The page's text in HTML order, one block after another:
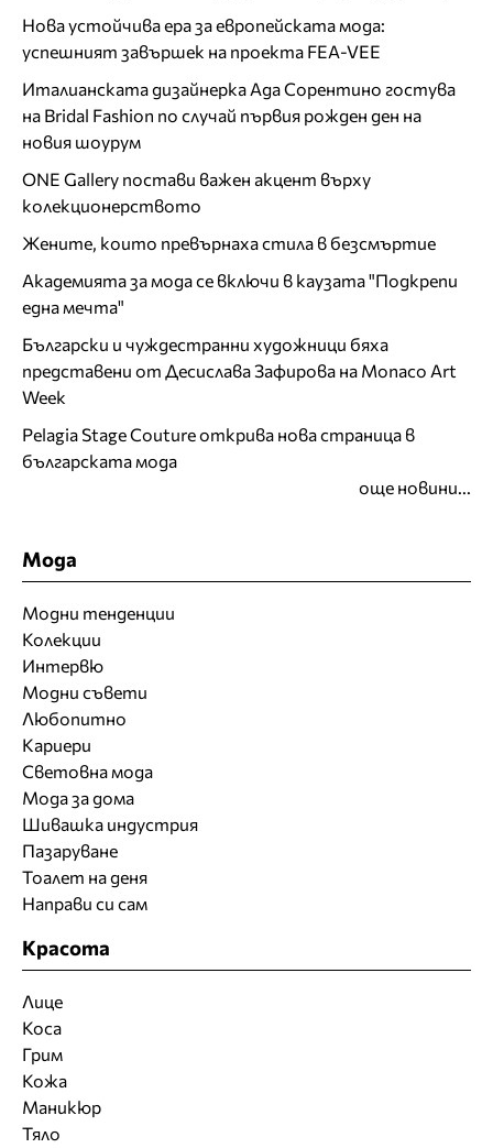
Нова устойчива ера за европейската мода:
успешният завършек на проекта FEA-VEE
Италианската дизайнерка Ада Сорентино гостува
на Bridal Fashion по случай първия рожден ден на
новия шоурум
ONE Gallery постави важен акцент върху
колекционерството
Жените, които превърнаха стила в безсмъртие
Академията за мода се включи в каузата "Подкрепи
една мечта"
Български и чуждестранни художници бяха
представени от Десислава Зафирова на Monaco Art
Week
Pelagia Stage Couture открива нова страница в
българската мода
още новини...
Мода
Модни тенденции
Колекции
Интервю
Модни съвети
Любопитно
Кариери
Световна мода
Мода за дома
Шивашка индустрия
Пазаруване
Тоалет на деня
Направи си сам
Красота
Лице
Коса
Грим
Кожа
Маникюр
Тяло